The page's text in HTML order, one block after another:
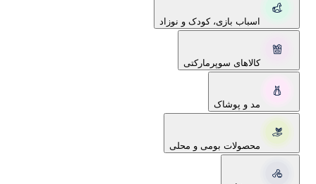
اسباب بازی، کودک و نوزاد
کالاهای سوپرمارکتی
مد و پوشاک
محصولات بومی و محلی